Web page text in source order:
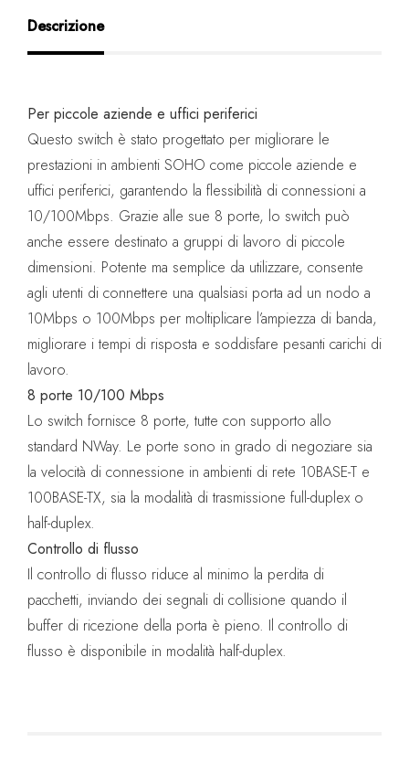
Descrizione
Per piccole aziende e uffici periferici
Questo switch è stato progettato per migliorare le
prestazioni in ambienti SOHO come piccole aziende e
uffici periferici, garantendo la flessibilità di connessioni a
10/100Mbps. Grazie alle sue 8 porte, lo switch può
anche essere destinato a gruppi di lavoro di piccole
dimensioni. Potente ma semplice da utilizzare, consente
agli utenti di connettere una qualsiasi porta ad un nodo a
10Mbps o 100Mbps per moltiplicare l’ampiezza di banda,
migliorare i tempi di risposta e soddisfare pesanti carichi di
lavoro.
8 porte 10/100 Mbps
Lo switch fornisce 8 porte, tutte con supporto allo
standard NWay. Le porte sono in grado di negoziare sia
la velocità di connessione in ambienti di rete 10BASE-T e
100BASE-TX, sia la modalità di trasmissione full-duplex o
half-duplex.
Controllo di flusso
Il controllo di flusso riduce al minimo la perdita di
pacchetti, inviando dei segnali di collisione quando il
buffer di ricezione della porta è pieno. Il controllo di
flusso è disponibile in modalità half-duplex.